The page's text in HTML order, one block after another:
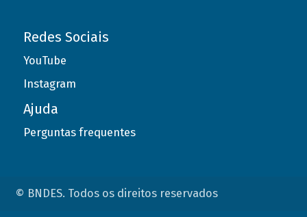
Redes Sociais
YouTube
Instagram
Ajuda
Perguntas frequentes
© BNDES. Todos os direitos reservados